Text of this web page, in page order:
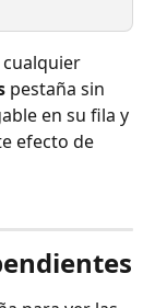
pestaña sin
en su fila y
efecto de